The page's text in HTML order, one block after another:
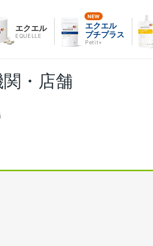
エクエル
EQUELLE
エクエル
プチプラス
Petit+
・店舗